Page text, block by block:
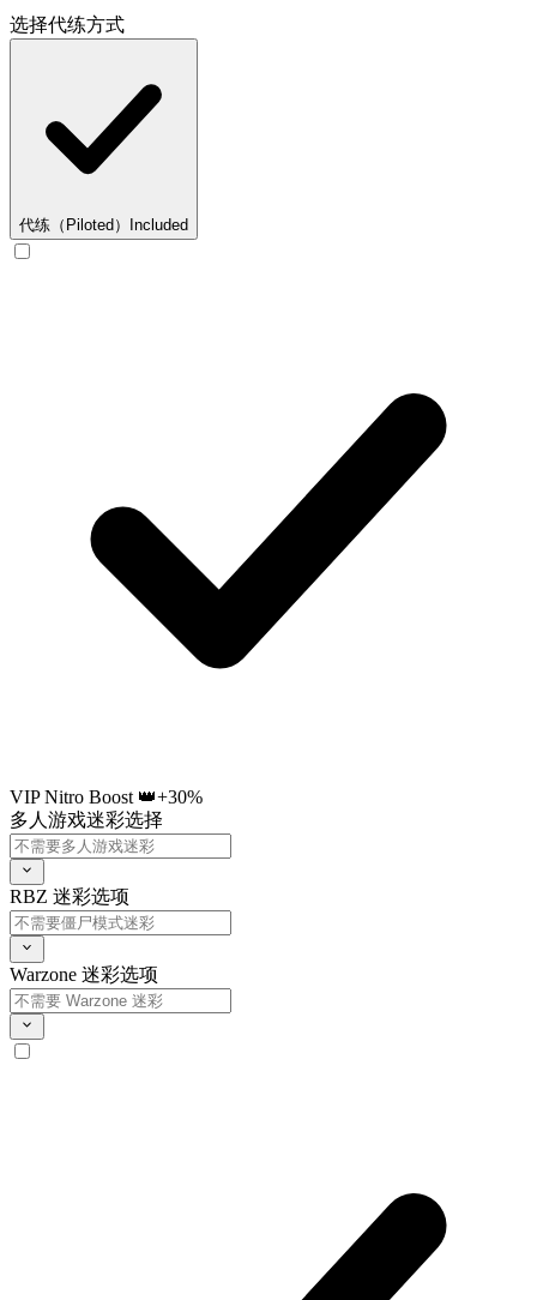
选择代练方式
代练（Piloted） Included
VIP Nitro Boost 👑+30%
多人游戏迷彩选择
RBZ 迷彩选项
Warzone 迷彩选项